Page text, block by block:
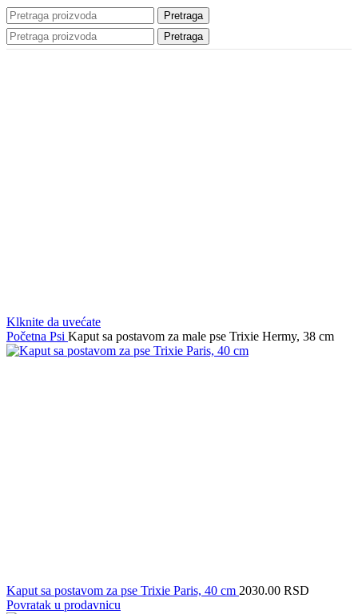
Pretraga
Pretraga
Klknite da uvećate
Početna Psi Kaput sa postavom za male pse Trixie Hermy, 38 cm
Kaput sa postavom za pse Trixie Paris, 40 cm 2030.00 RSD
Povratak u prodavnicu